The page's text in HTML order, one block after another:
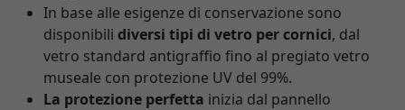
In base alle esigenze di conservazione sono
disponibili diversi tipi di vetro per cornici, dal
vetro standard antigraffio fino al pregiato vetro
museale con protezione UV del 99%.
La protezione perfetta inizia dal pannello